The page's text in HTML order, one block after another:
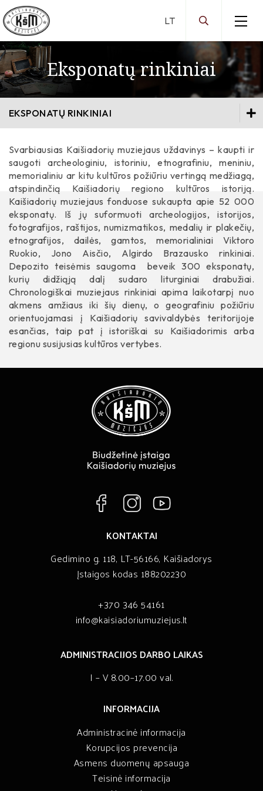
Darbo laikas
Jono Aisčio ekspozicija
Edukacija Brazauskų namuose
Edukacija Jono Aisčio ekspozicijoje
Virtualios parodos
Virtualios parodos
Kilnojamosios parodos
Kilnojamųjų parodų sąrašas
Eksponatų rinkiniai
Archeologiniai
Dailės
Etnografiniai
Istoriniai
Leidyba
Knygos
Kiti leidiniai
Projektai
Tyrinėjimai
Archeologija
Etnografija
Istorija
Vadovas
Kaip mus rasti
Eksponatų rinkiniai
EKSPONATŲ RINKINIAI
Archeologiniai
Dailės
Etnografiniai
Istoriniai
Leidyba
Projektai
Tyrinėjimai
Svarbiausias Kaišiadorių muziejaus uždavinys – kaupti ir
saugoti archeologiniu, istoriniu, etnografiniu, meniniu,
memorialiniu ar kitu kultūros požiūriu vertingą medžiagą,
atspindinčią Kaišiadorių regiono kultūros istoriją.
Kaišiadorių muziejaus fonduose sukaupta apie 52 000
eksponatų. Iš jų suformuoti archeologijos, istorijos,
fotografijos, raštijos, numizmatikos, medalių ir plakečių,
etnografijos, dailės, gamtos, memorialiniai Viktoro
Ruokio, Jono Aisčio, Algirdo Brazausko rinkiniai.
Depozito teisėmis saugoma beveik 300 eksponatų,
kurių didžiąją dalį sudaro liturginiai drabužiai.
Chronologiškai muziejaus rinkiniai apima laikotarpį nuo
akmens amžiaus iki šių dienų, o geografiniu požiūriu
orientuojamasi į Kaišiadorių savivaldybės teritorijoje
esančias, taip pat į istoriškai su Kaišiadorimis arba
regionu susijusias kultūros vertybes.
KONTAKTAI
Gedimino g. 118, LT-56166, Kaišiadorys
Įstaigos kodas 188202230
+370 346 54161
info@kaisiadoriumuziejus.lt
ADMINISTRACIJOS DARBO LAIKAS
I – V 8.00–17.00 val.
INFORMACIJA
Administracinė informacija
Korupcijos prevencija
Asmens duomenų apsauga
Teisinė informacija